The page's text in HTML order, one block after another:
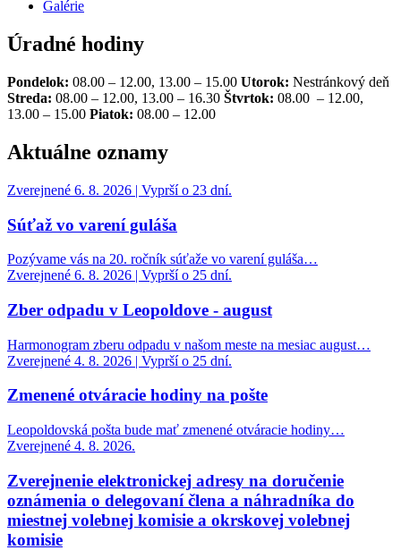
Galérie
Úradné hodiny
Pondelok: 08.00 – 12.00, 13.00 – 15.00 Utorok: Nestránkový deň
Streda: 08.00 – 12.00, 13.00 – 16.30 Štvrtok: 08.00 – 12.00,
13.00 – 15.00 Piatok: 08.00 – 12.00
Aktuálne oznamy
Zverejnené 6. 8. 2026 | Vyprší o 23 dní.
Súťaž vo varení guláša
Pozývame vás na 20. ročník súťaže vo varení guláša…
Zverejnené 6. 8. 2026 | Vyprší o 25 dní.
Zber odpadu v Leopoldove - august
Harmonogram zberu odpadu v našom meste na mesiac august…
Zverejnené 4. 8. 2026 | Vyprší o 25 dní.
Zmenené otváracie hodiny na pošte
Leopoldovská pošta bude mať zmenené otváracie hodiny…
Zverejnené 4. 8. 2026.
Zverejnenie elektronickej adresy na doručenie
oznámenia o delegovaní člena a náhradníka do
miestnej volebnej komisie a okrskovej volebnej
komisie